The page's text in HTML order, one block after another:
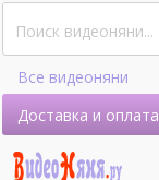
Все видеоняни
Hellobaby
Доставка и оплата